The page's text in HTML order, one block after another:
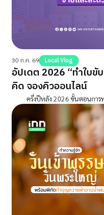
30 ก.ค. 69 Local Vlog
อัปเดต 2026 “ทำใบขั
คิด จองคิวออนไลน์
ครึ่งปีหลัง 2026 ขั้นตอนการท